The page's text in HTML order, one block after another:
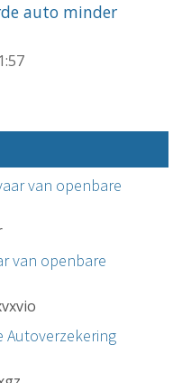
auto minder
van openbare
van openbare
Autoverzekering